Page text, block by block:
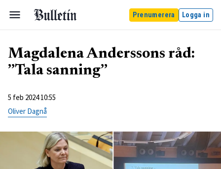
Prenumerera Logga in
Magdalena Anderssons råd:
”Tala sanning”
5 feb 2024 10:55
Oliver Dagnå